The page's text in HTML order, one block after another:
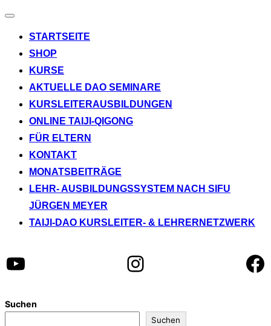
Navigation
STARTSEITE
SHOP
KURSE
AKTUELLE DAO SEMINARE
KURSLEITERAUSBILDUNGEN
ONLINE TAIJI-QIGONG
FÜR ELTERN
KONTAKT
MONATSBEITRÄGE
LEHR- AUSBILDUNGSSYSTEM NACH SIFU
JÜRGEN MEYER
TAIJI-DAO KURSLEITER- & LEHRERNETZWERK
YouTube Instagram
Suchen
Suchen